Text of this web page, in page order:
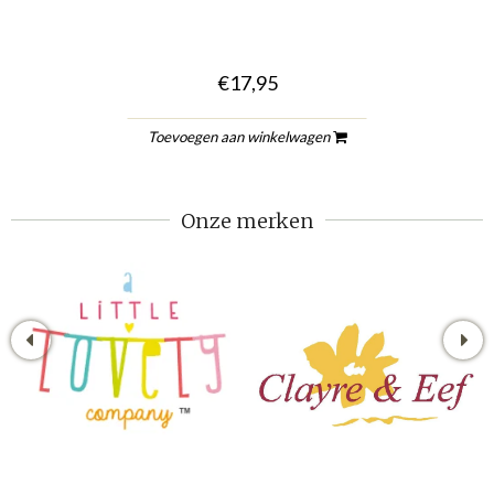
€17,95
Toevoegen aan winkelwagen
Onze merken